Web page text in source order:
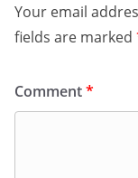
Your email
fields are marked
Comment*